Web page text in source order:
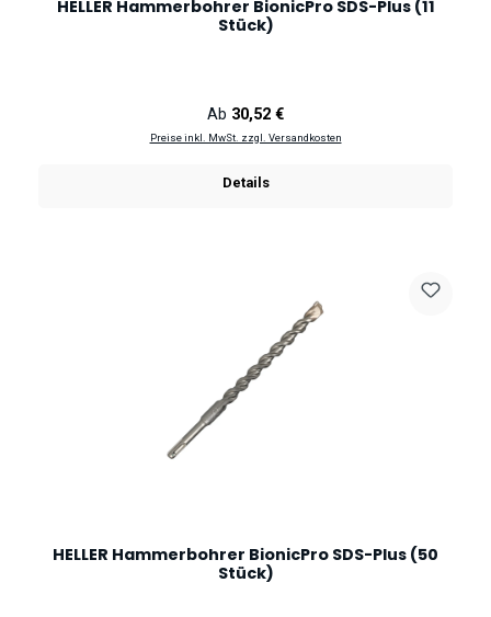
HELLER Hammerbohrer BionicPro SDS-Plus (11
Stück)
Regulärer Preis:
Ab 30,52 €
Preise inkl. MwSt. zzgl. Versandkosten
Details
HELLER Hammerbohrer BionicPro SDS-Plus (50
Stück)